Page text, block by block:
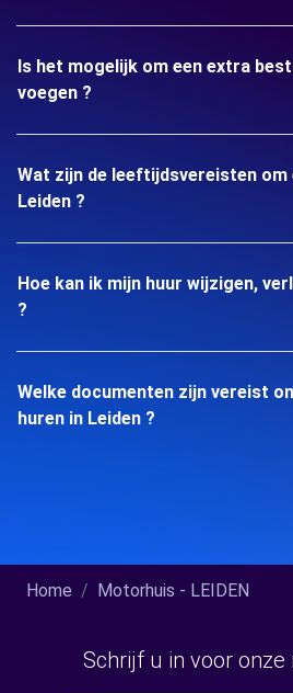
Is het mogelijk om een extra
voegen ?
Wat zijn de leeftijdsvereisten om
Leiden ?
Hoe kan ik mijn huur wijzigen,
?
Welke documenten zijn vereist
huren in Leiden ?
Home Motorhuis - LEIDEN
Schrijf u in voor onze